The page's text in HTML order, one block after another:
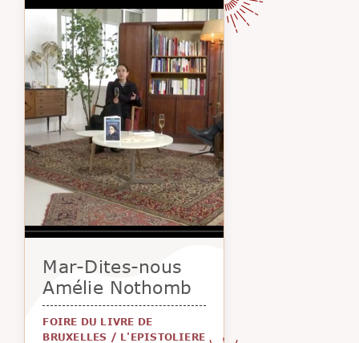
Mar-Dites-nous
Amélie Nothomb
FOIRE DU LIVRE DE
BRUXELLES / L'EPISTOLIERE